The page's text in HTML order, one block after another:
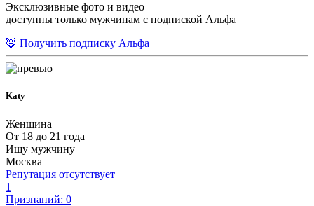
Эксклюзивные фото и видео
доступны только мужчинам с подпиской Альфа
🦊 Получить подписку Альфа
Katy
Женщина
От 18 до 21 года
Ищу мужчину
Москва
Репутация отсутствует
1
Признаний: 0